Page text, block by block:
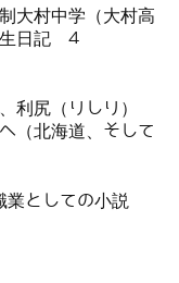
大村中学（大村高
生日記 4
利尻（りしり）
（北海道、そして
としての小説